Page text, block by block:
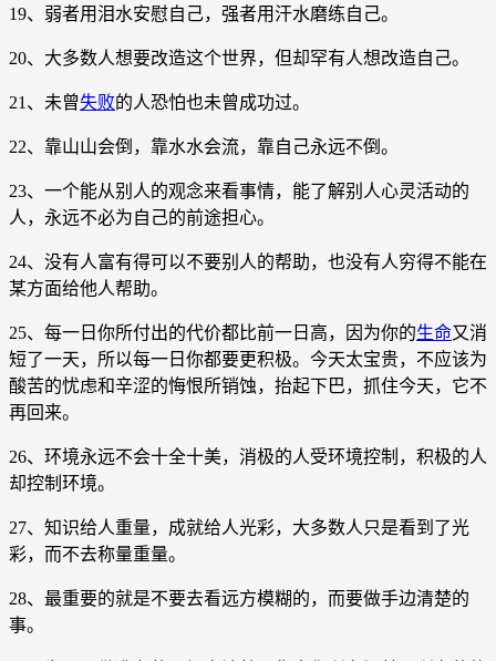
19、弱者用泪水安慰自己，强者用汗水磨练自己。
20、大多数人想要改造这个世界，但却罕有人想改造自己。
21、未曾失败的人恐怕也未曾成功过。
22、靠山山会倒，靠水水会流，靠自己永远不倒。
23、一个能从别人的观念来看事情，能了解别人心灵活动的
人，永远不必为自己的前途担心。
24、没有人富有得可以不要别人的帮助，也没有人穷得不能在
某方面给他人帮助。
25、每一日你所付出的代价都比前一日高，因为你的生命又消
短了一天，所以每一日你都要更积极。今天太宝贵，不应该为
酸苦的忧虑和辛涩的悔恨所销蚀，抬起下巴，抓住今天，它不
再回来。
26、环境永远不会十全十美，消极的人受环境控制，积极的人
却控制环境。
27、知识给人重量，成就给人光彩，大多数人只是看到了光
彩，而不去称量重量。
28、最重要的就是不要去看远方模糊的，而要做手边清楚的
事。